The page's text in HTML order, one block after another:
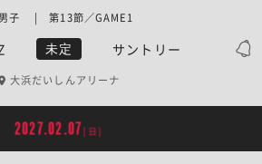
未定 サントリー
子 | 第13節／GAME1
大浜だいしんアリーナ
2027.02.07[日]